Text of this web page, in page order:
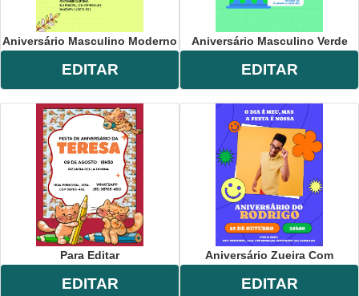
Aniversário Masculino Moderno
EDITAR
Aniversário Masculino Verde
EDITAR
Para Editar
EDITAR
Aniversário Zueira Com
EDITAR